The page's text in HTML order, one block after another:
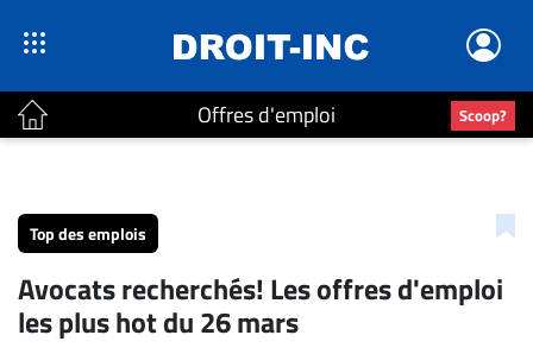
Offres d'emploi Scoop?
Accueil
Continu
Nominations
Top des emplois
Avocats recherchés! Les offres d'emploi
les plus hot du 26 mars